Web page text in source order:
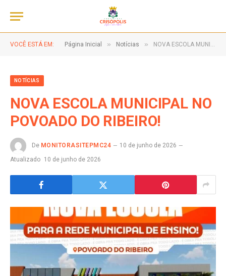
VOCÊ ESTÁ EM: Página Inicial » Notícias » NOVA ESCOLA MUNICIPAL NO POVOADO DO RIBEIRO!
NOTÍCIAS
NOVA ESCOLA MUNICIPAL NO
POVOADO DO RIBEIRO!
De MONITORASITEPMC24
10 de junho de 2026
Atualizado 10 de junho de 2026